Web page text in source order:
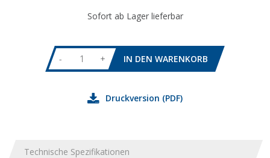
Sofort ab Lager lieferbar
- +
Druckversion (PDF)
Technische Spezifikationen